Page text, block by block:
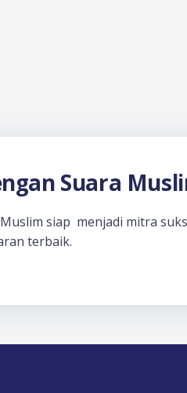
Suara
siap menjadi mitra
terbaik.